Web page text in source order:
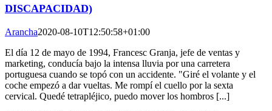
DISCAPACIDAD)
Arancha2020-08-10T12:50:58+01:00
El día 12 de mayo de 1994, Francesc Granja, jefe de ventas y
marketing, conducía bajo la intensa lluvia por una carretera
portuguesa cuando se topó con un accidente. "Giré el volante y el
coche empezó a dar vueltas. Me rompí el cuello por la sexta
cervical. Quedé tetrapléjico, puedo mover los hombros [...]